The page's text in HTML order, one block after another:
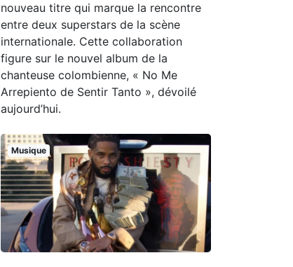
nouveau titre qui marque la rencontre
entre deux superstars de la scène
internationale. Cette collaboration
figure sur le nouvel album de la
chanteuse colombienne, « No Me
Arrepiento de Sentir Tanto », dévoilé
aujourd’hui.
Musique